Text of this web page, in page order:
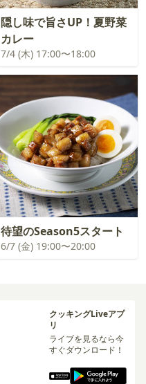
隠し味で旨さUP！夏野菜
カレー
7/4 (木) 17:00〜18:00
待望のSeason5スタート
6/7 (金) 19:00〜20:00
クッキングLiveアプ
リ
ライブを見るなら今
すぐダウンロード！